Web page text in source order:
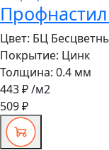
Профнастил
Цвет: БЦ
Покрытие: Цинк
Толщина: 0.4 мм
443 ₽/м2
509 ₽